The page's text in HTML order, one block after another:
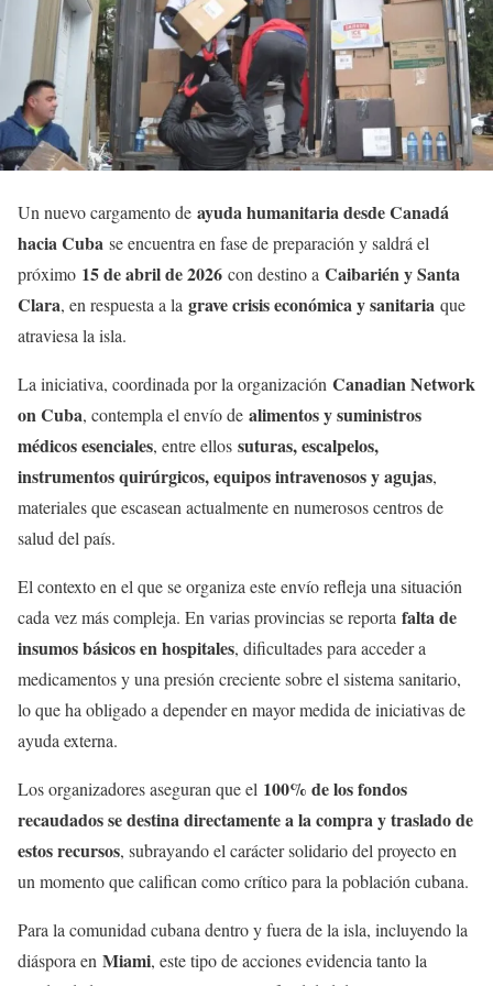
Un nuevo cargamento de ayuda humanitaria desde Canadá
hacia Cuba se encuentra en fase de preparación y saldrá el
próximo 15 de abril de 2026 con destino a Caibarién y Santa
Clara, en respuesta a la grave crisis económica y sanitaria que
atraviesa la isla.
La iniciativa, coordinada por la organización Canadian Network
on Cuba, contempla el envío de alimentos y suministros
médicos esenciales, entre ellos suturas, escalpelos,
instrumentos quirúrgicos, equipos intravenosos y agujas,
materiales que escasean actualmente en numerosos centros de
salud del país.
El contexto en el que se organiza este envío refleja una situación
cada vez más compleja. En varias provincias se reporta falta de
insumos básicos en hospitales, dificultades para acceder a
medicamentos y una presión creciente sobre el sistema sanitario,
lo que ha obligado a depender en mayor medida de iniciativas de
ayuda externa.
Los organizadores aseguran que el 100% de los fondos
recaudados se destina directamente a la compra y traslado de
estos recursos, subrayando el carácter solidario del proyecto en
un momento que califican como crítico para la población cubana.
Para la comunidad cubana dentro y fuera de la isla, incluyendo la
diáspora en Miami, este tipo de acciones evidencia tanto la